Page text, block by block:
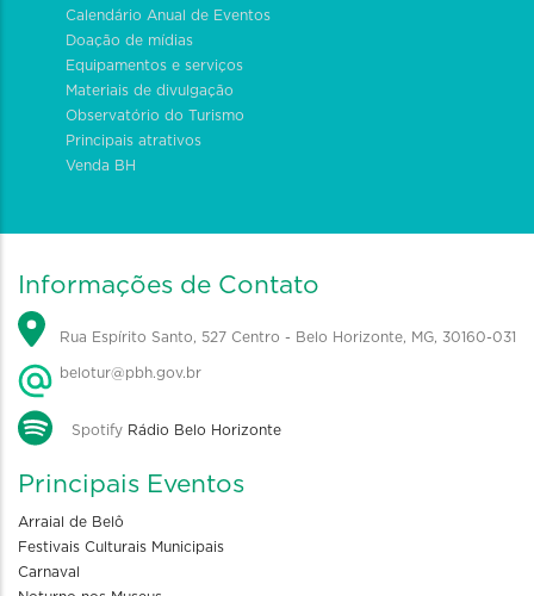
Calendário Anual de Eventos
Doação de mídias
Equipamentos e serviços
Materiais de divulgação
Observatório do Turismo
Principais atrativos
Venda BH
Informações de Contato
Rua Espírito Santo, 527 Centro - Belo Horizonte, MG, 30160-031
belotur@pbh.gov.br
Spotify Rádio Belo Horizonte
Principais Eventos
Arraial de Belô
Festivais Culturais Municipais
Carnaval